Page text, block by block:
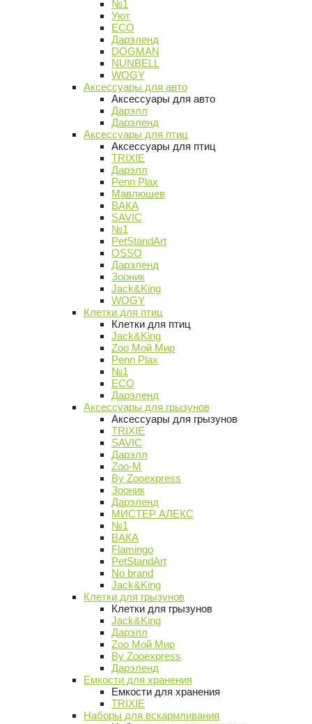
№1
Уют
ECO
Дарэленд
DOGMAN
NUNBELL
WOGY
Аксессуары для авто
Аксессуары для авто
Дарэлл
Дарэленд
Аксессуары для птиц
Аксессуары для птиц
TRIXIE
Дарэлл
Penn Plax
Мавлюшев
ВАКА
SAVIC
№1
PetStandArt
OSSO
Дарэленд
Зооник
Jack&King
WOGY
Клетки для птиц
Клетки для птиц
Jack&King
Zoo Мой Мир
Penn Plax
№1
ECO
Дарэленд
Аксессуары для грызунов
Аксессуары для грызунов
TRIXIE
SAVIC
Дарэлл
Zoo-M
By Zooexpress
Зооник
Дарэленд
МИСТЕР АЛЕКС
№1
ВАКА
Flamingo
PetStandArt
No brand
Jack&King
Клетки для грызунов
Клетки для грызунов
Jack&King
Дарэлл
Zoo Мой Мир
By Zooexpress
Дарэленд
Емкости для хранения
Емкости для хранения
TRIXIE
Наборы для вскармливания